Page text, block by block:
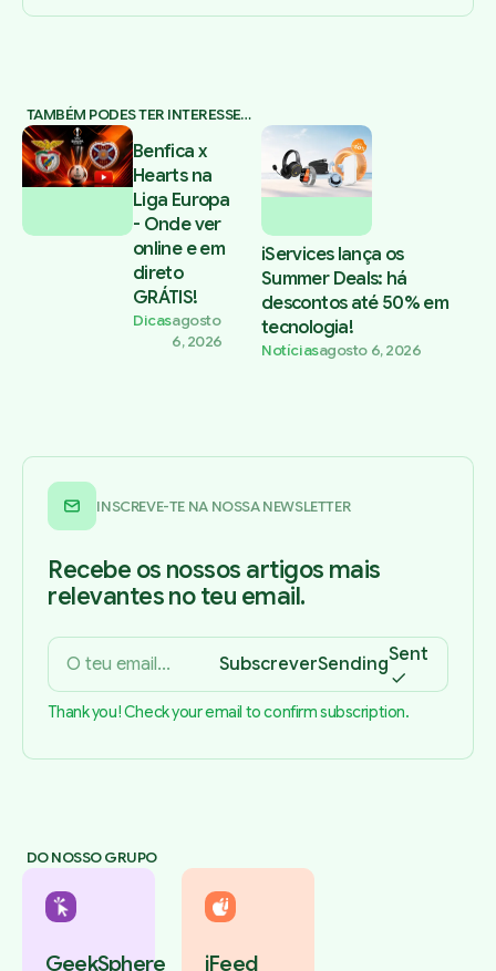
TAMBÉM PODES TER INTERESSE…
Benfica x
Hearts na
Liga Europa
- Onde ver
online e em
direto
GRÁTIS!
Dicasagosto
6, 2026
iServices lança os
Summer Deals: há
descontos até 50% em
tecnologia!
Notíciasagosto 6, 2026
INSCREVE-TE NA NOSSA NEWSLETTER
Recebe os nossos artigos mais
relevantes no teu email.
SubscreverSendingSent
Thank you! Check your email to confirm subscription.
DO NOSSO GRUPO
GeekSphere iFeed